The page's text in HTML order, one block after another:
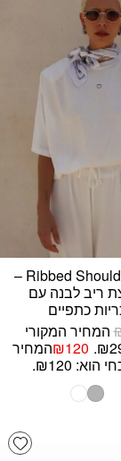
Ribbed Shoulder Tee –
ריב לבנה עם
כתפיים
המחיר המקורי
₪120
המחיר
הוא: ₪120.